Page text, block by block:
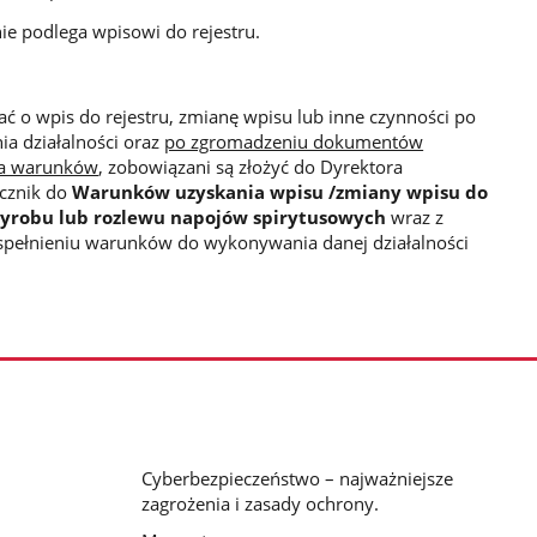
podlega wpisowi do rejestru.
o wpis do rejestru, zmianę wpisu lub inne czynności po
działalności oraz po zgromadzeniu dokumentów
warunków, zobowiązani są złożyć do Dyrektora
doWarunków uzyskania wpisu /zmiany wpisu do
lub rozlewu napojów spirytusowych wraz z
warunków do wykonywania danej działalności
Cyberbezpieczeństwo – najważniejsze
zagrożenia i zasady ochrony.